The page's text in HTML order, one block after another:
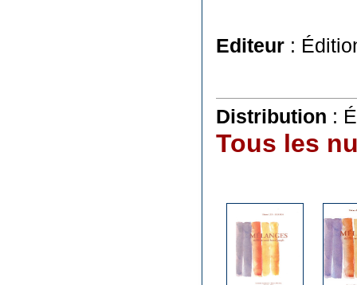
Editeur :
Distribution :
Tous les